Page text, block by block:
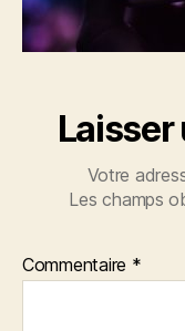
Laisser
Votre
Les champs
Commentaire *